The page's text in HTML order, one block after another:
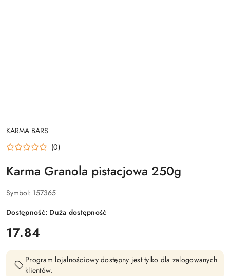
NAZWA
PRODUCENTA:
KARMA BARS
(0)
Karma Granola pistacjowa 250g
Symbol: 157365
Dostępność: Duża dostępność
cena:
17.84
Program lojalnościowy dostępny jest tylko dla zalogowanych
klientów.